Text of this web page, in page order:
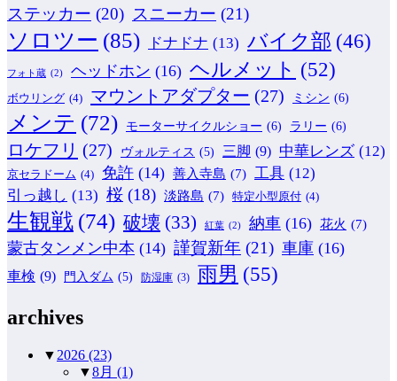
ステッカー (20) スニーカー (21)
ソロツー (85) ドナドナ (13) バイク部 (46)
フォト蔵 (2) ヘッドホン (16) ヘルメット (52)
ボウリング (4) マウントアダプター (27) ミシン (6)
メンテ (72) モーターサイクルショー (6) ラリー (6)
ロケフリ (27) ヴォルティス (5) 三脚 (9) 中華レンズ (12)
京セラドーム (4) 免許 (14) 善入寺島 (7) 工具 (12)
引っ越し (13) 桜 (18) 淡路島 (7) 特定小型原付 (4)
生観戦 (74) 破壊 (33) 紅葉 (2) 納車 (16) 花火 (7)
蒙古タンメン中本 (14) 謹賀新年 (21) 車庫 (16)
車検 (9) 門入ダム (5) 防湿庫 (3) 雨男 (55)
archives
▼ 2026 (23)
▼8月 (1)